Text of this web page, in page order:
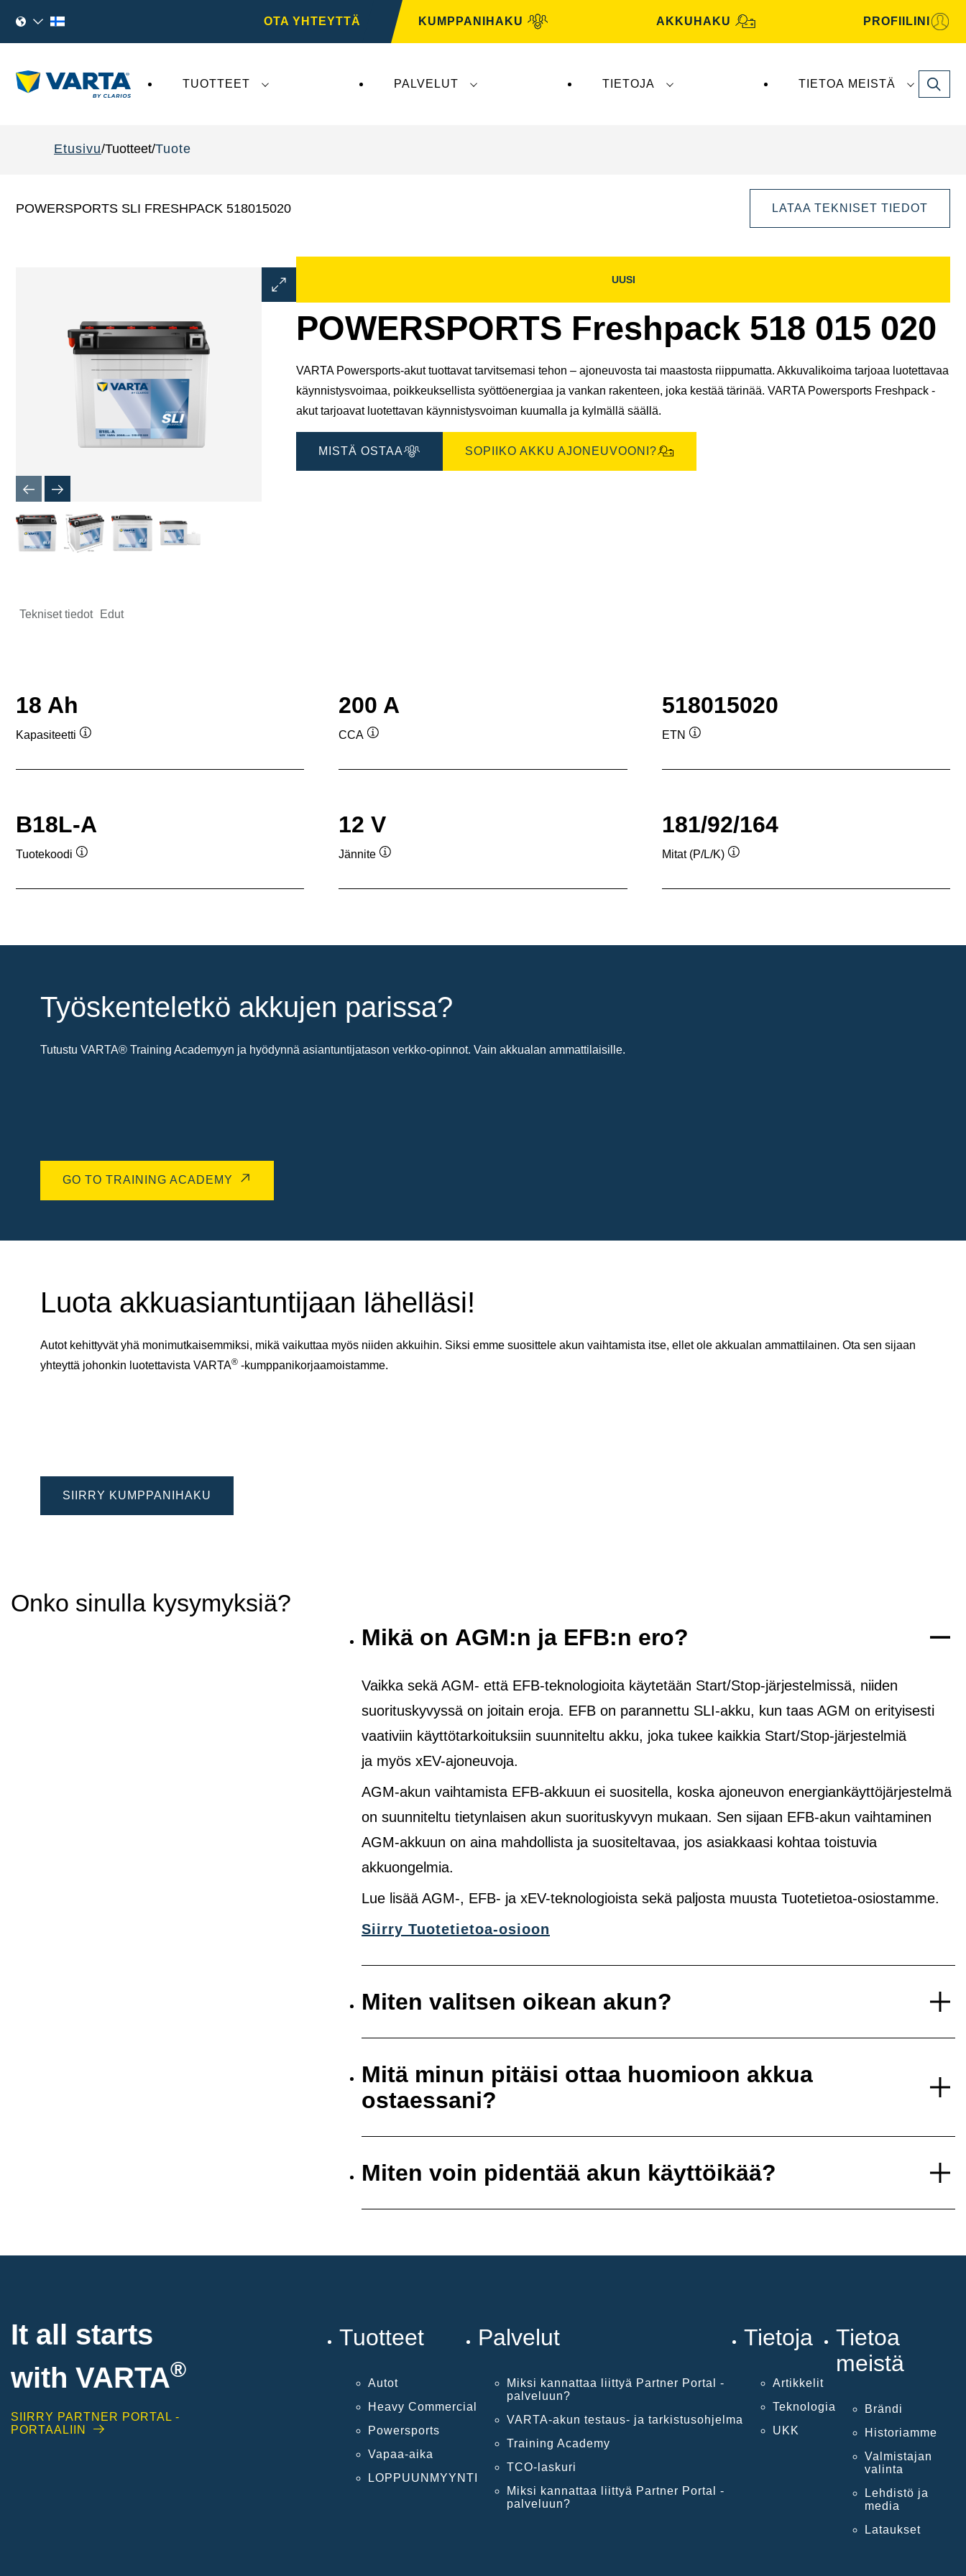
OTA YHTEYTTÄ KUMPPANIHAKU AKKUHAKU PROFIILINI
TUOTTEET PALVELUT TIETOJA TIETOA MEISTÄ Search
Etusivu Tuotteet Tuote
POWERSPORTS SLI FRESHPACK 518015020 LATAA TEKNISET TIEDOT
Avaa
kuvaikkuna
UUSI
POWERSPORTS Freshpack 518 015 020
VARTA Powersports-akut tuottavat tarvitsemasi tehon – ajoneuvosta tai maastosta riippumatta. Akkuvalikoima tarjoaa luotettavaa
käynnistysvoimaa, poikkeuksellista syöttöenergiaa ja vankan rakenteen, joka kestää tärinää. VARTA Powersports Freshpack -
akut tarjoavat luotettavan käynnistysvoiman kuumalla ja kylmällä säällä.
MISTÄ OSTAA SOPIIKO AKKU AJONEUVOONI?
Tekniset tiedot Edut
18 Ah
Kapasiteetti
200 A
CCA
518015020
ETN
B18L-A
Tuotekoodi
12 V
Jännite
181/92/164
Mitat (P/L/K)
Työskenteletkö akkujen parissa?
Tutustu VARTA® Training Academyyn ja hyödynnä asiantuntijatason verkko-opinnot. Vain akkualan ammattilaisille.
GO TO TRAINING ACADEMY
Luota akkuasiantuntijaan lähelläsi!
Autot kehittyvät yhä monimutkaisemmiksi, mikä vaikuttaa myös niiden akkuihin. Siksi emme suosittele akun vaihtamista itse, ellet ole akkualan ammattilainen. Ota sen sijaan
yhteyttä johonkin luotettavista VARTA® -kumppanikorjaamoistamme.
SIIRRY KUMPPANIHAKU
Onko sinulla kysymyksiä?
Mikä on AGM:n ja EFB:n ero?
Vaikka sekä AGM- että EFB-teknologioita käytetään Start/Stop-järjestelmissä, niiden
suorituskyvyssä on joitain eroja. EFB on parannettu SLI-akku, kun taas AGM on erityisesti
vaativiin käyttötarkoituksiin suunniteltu akku, joka tukee kaikkia Start/Stop-järjestelmiä
ja myös xEV-ajoneuvoja.
AGM-akun vaihtamista EFB-akkuun ei suositella, koska ajoneuvon energiankäyttöjärjestelmä
on suunniteltu tietynlaisen akun suorituskyvyn mukaan. Sen sijaan EFB-akun vaihtaminen
AGM-akkuun on aina mahdollista ja suositeltavaa, jos asiakkaasi kohtaa toistuvia
akkuongelmia.
Lue lisää AGM-, EFB- ja xEV-teknologioista sekä paljosta muusta Tuotetietoa-osiostamme.
Siirry Tuotetietoa-osioon
Miten valitsen oikean akun?
Mitä minun pitäisi ottaa huomioon akkua
ostaessani?
Miten voin pidentää akun käyttöikää?
It all starts
with VARTA®
SIIRRY PARTNER PORTAL -
PORTAALIIN
Tuotteet
Autot
Heavy Commercial
Powersports
Vapaa-aika
LOPPUUNMYYNTI
Palvelut
Miksi kannattaa liittyä Partner Portal -
palveluun?
VARTA-akun testaus- ja tarkistusohjelma
Training Academy
TCO-laskuri
Miksi kannattaa liittyä Partner Portal -
palveluun?
Tietoja
Artikkelit
Teknologia
UKK
Tietoa
meistä
Brändi
Historiamme
Valmistajan
valinta
Lehdistö ja
media
Lataukset